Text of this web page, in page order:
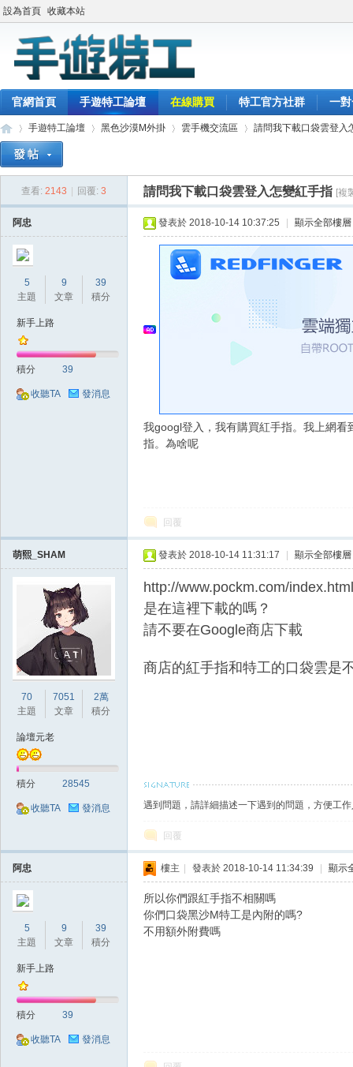
設為首頁 收藏本站
官網首頁 手遊特工論壇 在線購買 特工官方社群 一
手遊特工論壇
›
黑色沙漠M外掛
›
雲手機交流區
›
請問我下載口袋雲登入
查看: 2143 回覆: 3 請問我下載口袋雲登入怎變紅手指 [複
阿忠
5
主題
9
文章
39
積分
新手上路
積分 39
收聽TA 發消息
發表於 2018-10-14 10:37:25 顯示全部樓層
我googl登入，我有購買紅手指。我上網
指。為啥呢
回覆
萌熙_SHAM
70
主題
7051
文章
2萬
積分
論壇元老
積分 28545
收聽TA 發消息
發表於 2018-10-14 11:31:17 顯示全部樓層
http://www.pockm.com/index.html
是在這裡下載的嗎？
請不要在Google商店下載
商店的紅手指和特工的口袋雲是
遇到問題，請詳細描述一下遇到的問題，方便工
回覆
阿忠
5
主題
9
文章
39
積分
新手上路
積分 39
收聽TA 發消息
樓主 發表於 2018-10-14 11:34:39 顯示
所以你們跟紅手指不相關嗎
你們口袋黑沙M特工是內附的嗎?
不用額外附費嗎